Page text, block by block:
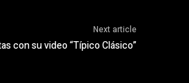
Next article
con su video “Típico Clásico”